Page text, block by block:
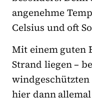
angenehme
Celsius und oft
Mit einem guten
Strand liegen –
windgeschützten
hier dann